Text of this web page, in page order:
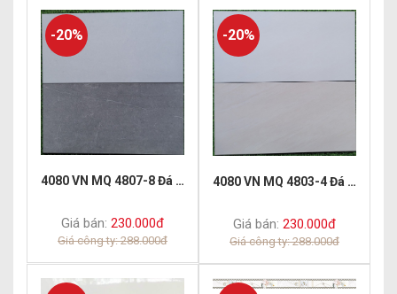
-20%
4080 VN MQ 4807-8 Đá mờ
Giá bán: 230.000đ
Giá công ty: 288.000đ
-20%
4080 VN MQ 4803-4 Đá mờ
Giá bán: 230.000đ
Giá công ty: 288.000đ